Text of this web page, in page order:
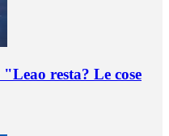
resta? Le cose